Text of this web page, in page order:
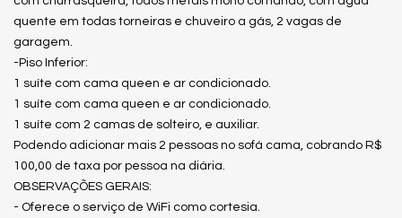
quente em todas torneiras e chuveiro a gás, 2 vagas de
garagem.
-Piso Inferior:
1 suíte com cama queen e ar condicionado.
1 suíte com cama queen e ar condicionado.
1 suíte com 2 camas de solteiro, e auxiliar.
Podendo adicionar mais 2 pessoas no sofá cama, cobrando R$
100,00 de taxa por pessoa na diária.
OBSERVAÇÕES GERAIS:
- Oferece o serviço de WiFi como cortesia.